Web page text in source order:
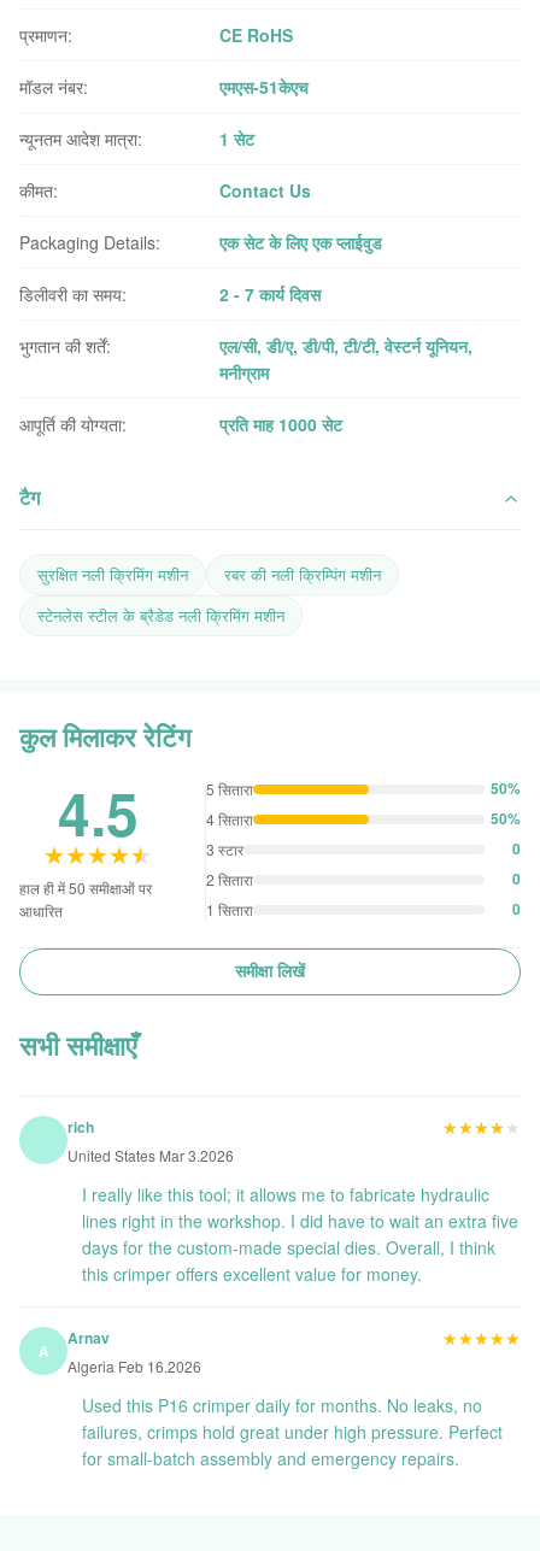
प्रमाणन: CE RoHS
मॉडल नंबर: एमएस-51केएच
न्यूनतम आदेश मात्रा: 1 सेट
कीमत: Contact Us
Packaging Details: एक सेट के लिए एक प्लाईवुड
डिलीवरी का समय: 2 - 7 कार्य दिवस
भुगतान की शर्तें:
एल/सी, डी/ए, डी/पी, टी/टी, वेस्टर्न यूनियन,
मनीग्राम
आपूर्ति की योग्यता: प्रति माह 1000 सेट
टैग
सुरक्षित नली क्रिमिंग मशीन
रबर की नली क्रिम्पिंग मशीन
स्टेनलेस स्टील के ब्रैडेड नली क्रिमिंग मशीन
कुल मिलाकर रेटिंग
4.5
★★★★★
★★★★★
हाल ही में 50 समीक्षाओं पर
आधारित
5 सितारा 50%
4 सितारा 50%
3 स्टार 0
2 सितारा 0
1 सितारा 0
समीक्षा लिखें
सभी समीक्षाएँ
rich
United States Mar 3.2026
★★★★★
★★★★★
I really like this tool; it allows me to fabricate hydraulic
lines right in the workshop. I did have to wait an extra five
days for the custom-made special dies. Overall, I think
this crimper offers excellent value for money.
A
Arnav
Algeria Feb 16.2026
★★★★★
★★★★★
Used this P16 crimper daily for months. No leaks, no
failures, crimps hold great under high pressure. Perfect
for small-batch assembly and emergency repairs.